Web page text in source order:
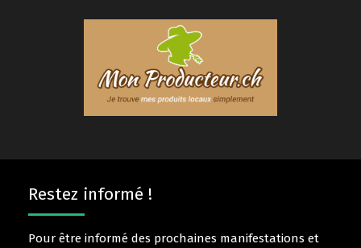
Restez informé !
Pour être informé des prochaines manifestations et